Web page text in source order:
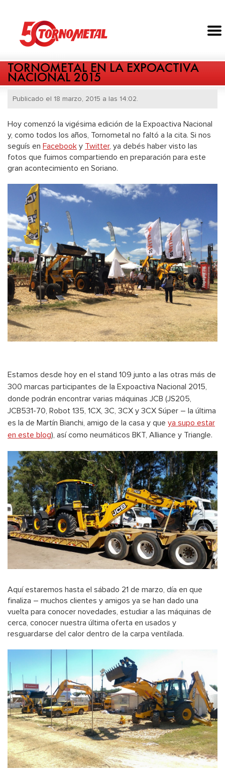
TORNOMETAL EN LA EXPOACTIVA
NACIONAL 2015
Publicado el 18 marzo, 2015 a las 14:02.
Hoy comenzó la vigésima edición de la Expoactiva Nacional
y, como todos los años, Tornometal no faltó a la cita. Si nos
seguís en Facebook y Twitter, ya debés haber visto las
fotos que fuimos compartiendo en preparación para este
gran acontecimiento en Soriano.
Estamos desde hoy en el stand 109 junto a las otras más de
300 marcas participantes de la Expoactiva Nacional 2015,
donde podrán encontrar varias máquinas JCB (JS205,
JCB531-70, Robot 135, 1CX, 3C, 3CX y 3CX Súper – la última
es la de Martín Bianchi, amigo de la casa y que ya supo estar
en este blog), así como neumáticos BKT, Alliance y Triangle.
Aquí estaremos hasta el sábado 21 de marzo, día en que
finaliza – muchos clientes y amigos ya se han dado una
vuelta para conocer novedades, estudiar a las máquinas de
cerca, conocer nuestra última oferta en usados y
resguardarse del calor dentro de la carpa ventilada.